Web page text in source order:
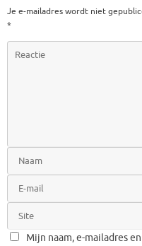
Je e-mailadres wordt niet
*
Mijn naam, e-mailadres